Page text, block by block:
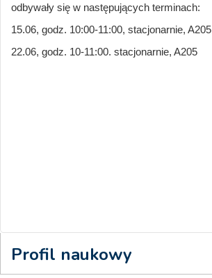
odbywały się w następujących terminach:
15.06, godz. 10:00-11:00, stacjonarnie, A205
22.06, godz. 10-11:00. stacjonarnie, A205
Profil naukowy